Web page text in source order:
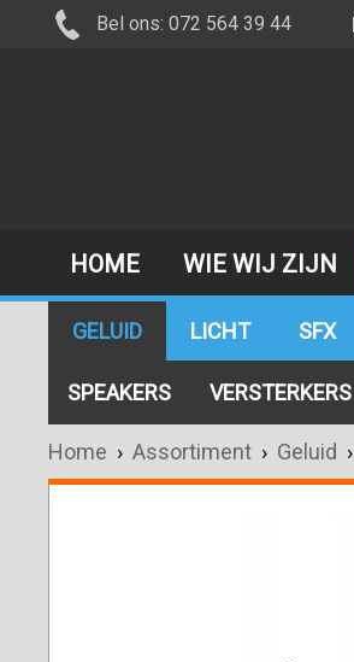
Bel ons: 072 564 39 44
HOME WIE WIJ ZIJN
GELUID LICHT SFX
SPEAKERS VERSTERKERS
Home › Assortiment › Geluid ›